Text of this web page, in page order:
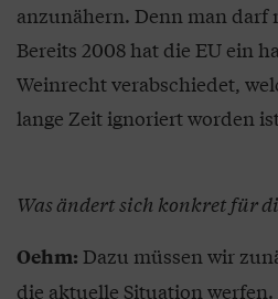
anzunähern. Denn man darf
Bereits 2008 hat die EU ein
Weinrecht verabschiedet,
lange Zeit ignoriert worden
Was ändert sich konkret für
Oehm: Dazu müssen wir
die aktuelle Situation